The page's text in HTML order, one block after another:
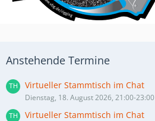
Anstehende Termine
Virtueller Stammtisch im Chat
Dienstag, 18. August 2026, 21:00-23:00
Virtueller Stammtisch im Chat